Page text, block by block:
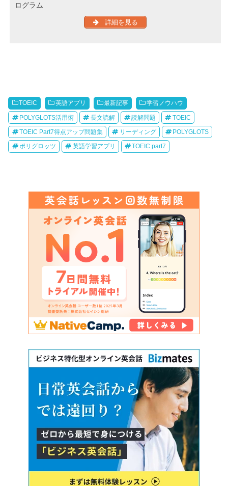
ログラム
詳細を見る
TOEIC 英語アプリ 最新記事 学習ノウハウ
POLYGLOTS活用術 長文読解 読解問題 TOEIC
TOEIC Part7得点アップ問題集 リーディング POLYGLOTS
ポリグロッツ 英語学習アプリ TOEIC part7